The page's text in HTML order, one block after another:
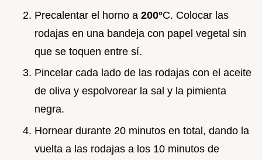
Precalentar el horno a 200°C. Colocar las
rodajas en una bandeja con papel vegetal sin
que se toquen entre sí.
Pincelar cada lado de las rodajas con el aceite
de oliva y espolvorear la sal y la pimienta
negra.
Hornear durante 20 minutos en total, dando la
vuelta a las rodajas a los 10 minutos de